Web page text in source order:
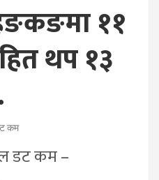
११
थप १३
कम
डट कम –